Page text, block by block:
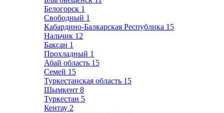
Белогорск 1
Свободный 1
Кабардино-Балкарская Республика 15
Нальчик 12
Баксан 1
Прохладный 1
Абай область 15
Семей 15
Туркестанская область 15
Шымкент 8
Туркестан 5
Кентау 2